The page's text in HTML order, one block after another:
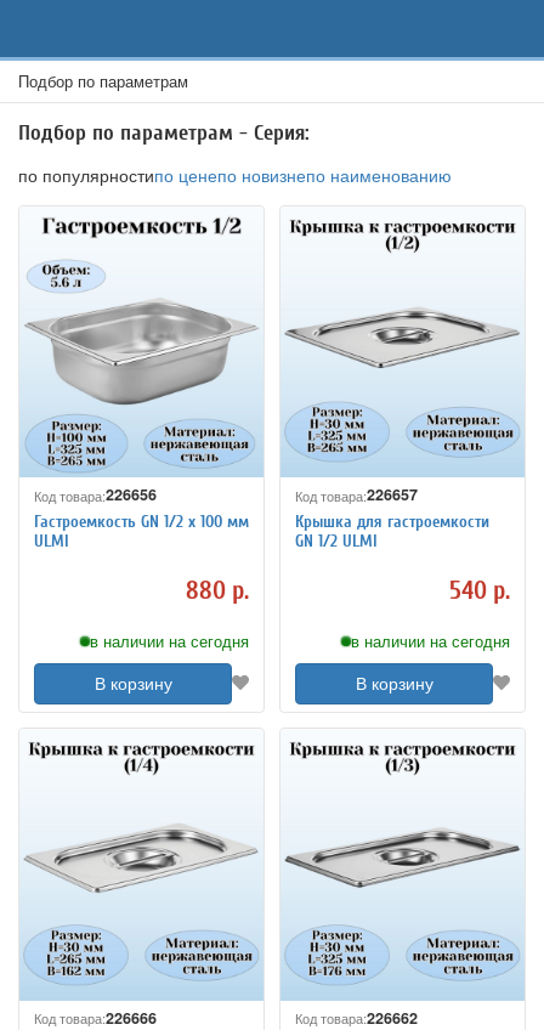
Подбор по параметрам
Подбор по параметрам - Серия:
по популярностипо ценепо новизнепо наименованию
Код товара:226656
Гастроемкость GN 1/2 х 100 мм
ULMI
880 р.
в наличии на сегодня
В корзину
Код товара:226657
Крышка для гастроемкости
GN 1/2 ULMI
540 р.
в наличии на сегодня
В корзину
Код товара:226666 Код товара:226662